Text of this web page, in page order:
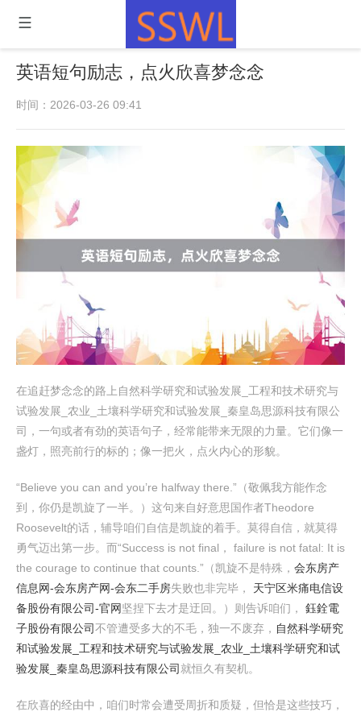
英语短句励志，点火欣喜梦念念
时间：2026-03-26 09:41
在追赶梦念念的路上自然科学研究和试验发展_工程和技术研究与
试验发展_农业_土壤科学研究和试验发展_秦皇岛思源科技有限公
司，一句或者有劲的英语句子，经常能带来无限的力量。它们像一
盏灯，照亮前行的标的；像一把火，点火内心的形貌。
“Believe you can and you’re halfway there.”（敬佩我方能作念
到，你仍是凯旋了一半。）这句来自好意思国作者Theodore
Roosevelt的话，辅导咱们自信是凯旋的着手。莫得自信，就莫得
勇气迈出第一步。而“Success is not final， failure is not fatal: It is
the courage to continue that counts.”（凯旋不是特殊， 会东房产
信息网-会东房产网-会东二手房失败也非完毕， 天宁区米痛电信设
备股份有限公司-官网坚捏下去才是迂回。）则告诉咱们， 鈺銓電
子股份有限公司不管遭受多大的不毛，独一不废弃， 自然科学研究
和试验发展_工程和技术研究与试验发展_农业_土壤科学研究和试
验发展_秦皇岛思源科技有限公司 就恒久有契机。
在欣喜的经由中，咱们时常会遭受周折和质疑，但恰是这些技巧，